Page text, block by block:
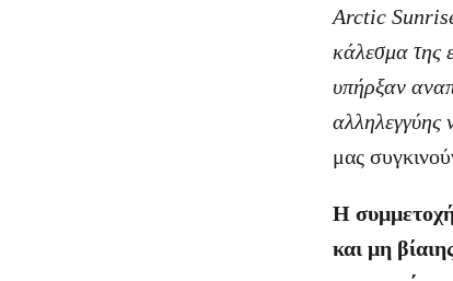
Arctic
κάλεσμα της
υπήρξαν
αλληλεγγύης
μας
Η
και μη